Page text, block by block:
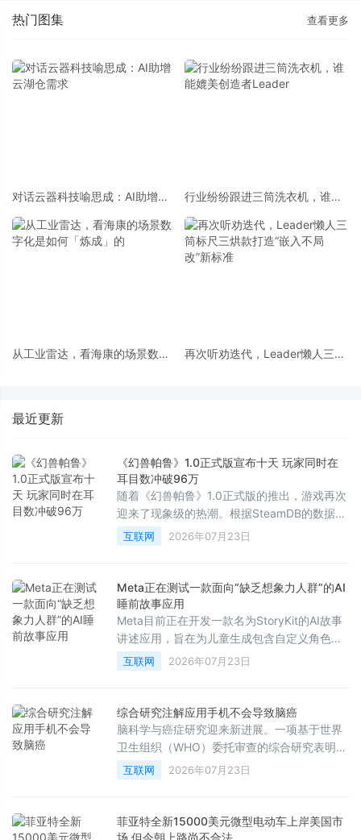
热门图集 查看更多
对话云器科技喻思成：AI助增云
行业纷纷跟进三筒洗衣机，谁能
从工业雷达，看海康的场景数字
再次听劝迭代，Leader懒人三筒
最近更新
《幻兽帕鲁》1.0正式版宣布十天 玩家同时在
耳目数冲破96万
随着《幻兽帕鲁》1.0正式版的推出，游戏再次
迎来了现象级的热潮。根据SteamDB的数据显
示，在7月19日——即版本发布近两周后，该
作的最高同时在线人数达到了961，867人。
过210万同时在线的辉煌纪录以来，取得的最
高数据。
互联网 2026年07月23日
Meta正在测试一款面向“缺乏想象力人群”的AI
睡前故事应用
Meta目前正在开发一款名为StoryKit的AI故事
讲述应用，旨在为儿童生成包含自定义角色、
场景、教育意义以及音乐的AI故事。正如其在
应用商店向家长们保证的那样：“你甚至不需要
互联网 2026年07月23日
综合研究注解应用手机不会导致脑癌
脑科学与癌症研究迎来新进展。一项基于世界
卫生组织（WHO）委托审查的综合研究表明，
电磁波不会引发大脑、头部或颈部的癌症，这
彻底打破了长期以来公众对手机辐射致癌的担
互联网 2026年07月23日
菲亚特全新15000美元微型电动车上岸美国市
场 但今朝上路尚不合法